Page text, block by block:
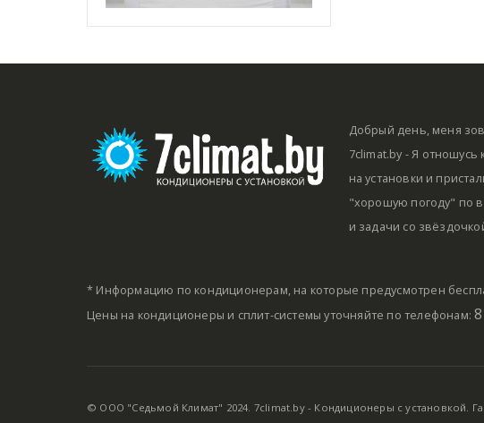
Добрый день, меня
7climat.by - Я
на установки и
"хорошую погоду" по
и задачи со
* Информацию по кондиционерам, на которые предусмотрен
Цены на кондиционеры и сплит-системы уточняйте по телефонам:
© ООО "Седьмой Климат" 2024. 7climat.by - Кондиционеры с установкой.